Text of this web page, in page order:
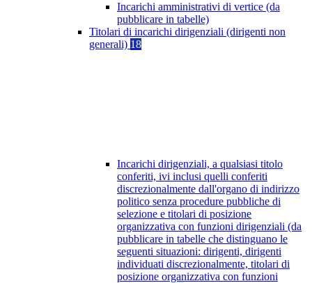
Incarichi amministrativi di vertice (da
pubblicare in tabelle)
Titolari di incarichi dirigenziali (dirigenti non
generali) 18
Incarichi dirigenziali, a qualsiasi titolo
conferiti, ivi inclusi quelli conferiti
discrezionalmente dall'organo di indirizzo
politico senza procedure pubbliche di
selezione e titolari di posizione
organizzativa con funzioni dirigenziali (da
pubblicare in tabelle che distinguano le
seguenti situazioni: dirigenti, dirigenti
individuati discrezionalmente, titolari di
posizione organizzativa con funzioni